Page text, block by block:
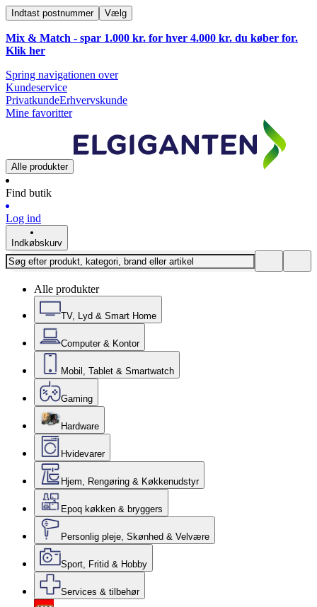
Indtast postnummer Vælg
Mix & Match - spar 1.000 kr. for hver 4.000 kr. du køber for.
Klik her
Spring navigationen over
Kundeservice
PrivatkundeErhvervskunde
Mine favoritter
Alle produkter
Find butik
Log ind
Indkøbskurv
Alle produkter
TV, Lyd & Smart Home
Computer & Kontor
Mobil, Tablet & Smartwatch
Gaming
Hardware
Hvidevarer
Hjem, Rengøring & Køkkenudstyr
Epoq køkken & bryggers
Personlig pleje, Skønhed & Velvære
Sport, Fritid & Hobby
Services & tilbehør